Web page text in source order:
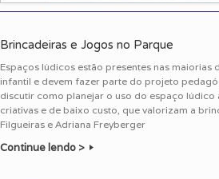
Brincadeiras e Jogos no Parque
Espaços lúdicos estão presentes nas maiorias
infantil e devem fazer parte do projeto
discutir como planejar o uso do espaço lúdico
criativas e de baixo custo, que valorizam a
Filgueiras e Adriana Freyberger
Continue lendo >